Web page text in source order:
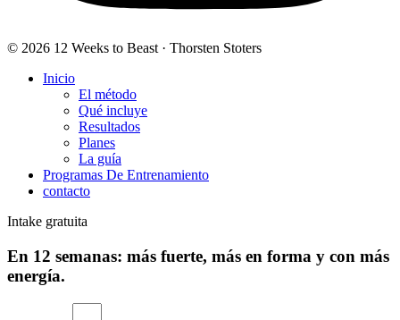
© 2026 12 Weeks to Beast · Thorsten Stoters
Inicio
El método
Qué incluye
Resultados
Planes
La guía
Programas De Entrenamiento
contacto
Intake gratuita
En 12 semanas: más fuerte, más en forma y con más
energía.